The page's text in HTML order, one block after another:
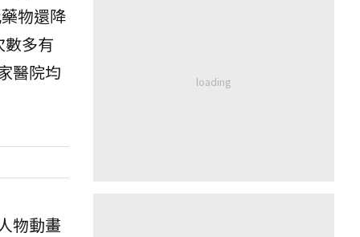
物還降
多有
醫院均
物動畫